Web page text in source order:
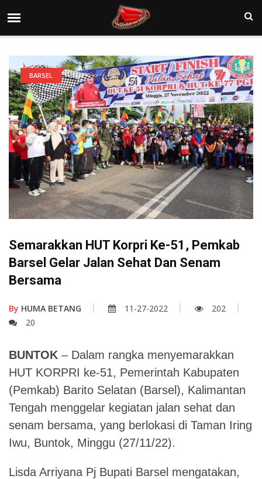
BARSEL
Semarakkan HUT Korpri Ke-51, Pemkab
Barsel Gelar Jalan Sehat Dan Senam
Bersama
By HUMA BETANG 11-27-2022
202
20
BUNTOK – Dalam rangka menyemarakkan
HUT KORPRI ke-51, Pemerintah Kabupaten
(Pemkab) Barito Selatan (Barsel), Kalimantan
Tengah menggelar kegiatan jalan sehat dan
senam bersama, yang berlokasi di Taman Iring
Iwu, Buntok, Minggu (27/11/22).
Lisda Arriyana Pj Bupati Barsel mengatakan,